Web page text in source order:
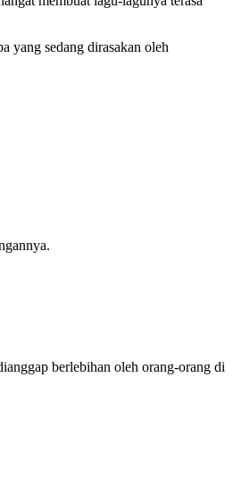
yang sedang dirasakan oleh
berlebihan oleh orang-orang di